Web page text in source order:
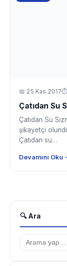
📅 25 Kas 2017⏱
Çatıdan Su
Çatıdan Su
şikayetçi
Çatıdan su…
Devamını Oku
🔍 Ara